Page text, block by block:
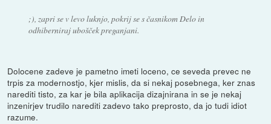
;), zapri se v levo luknjo, pokrij se s časnikom Delo in
odhiberniraj ubošček preganjani.
Dolocene zadeve je pametno imeti loceno, ce seveda prevec ne
trpis za modernostjo, kjer mislis, da si nekaj posebnega, ker znas
narediti tisto, za kar je bila aplikacija dizajnirana in se je nekaj
inzenirjev trudilo narediti zadevo tako preprosto, da jo tudi idiot
razume.